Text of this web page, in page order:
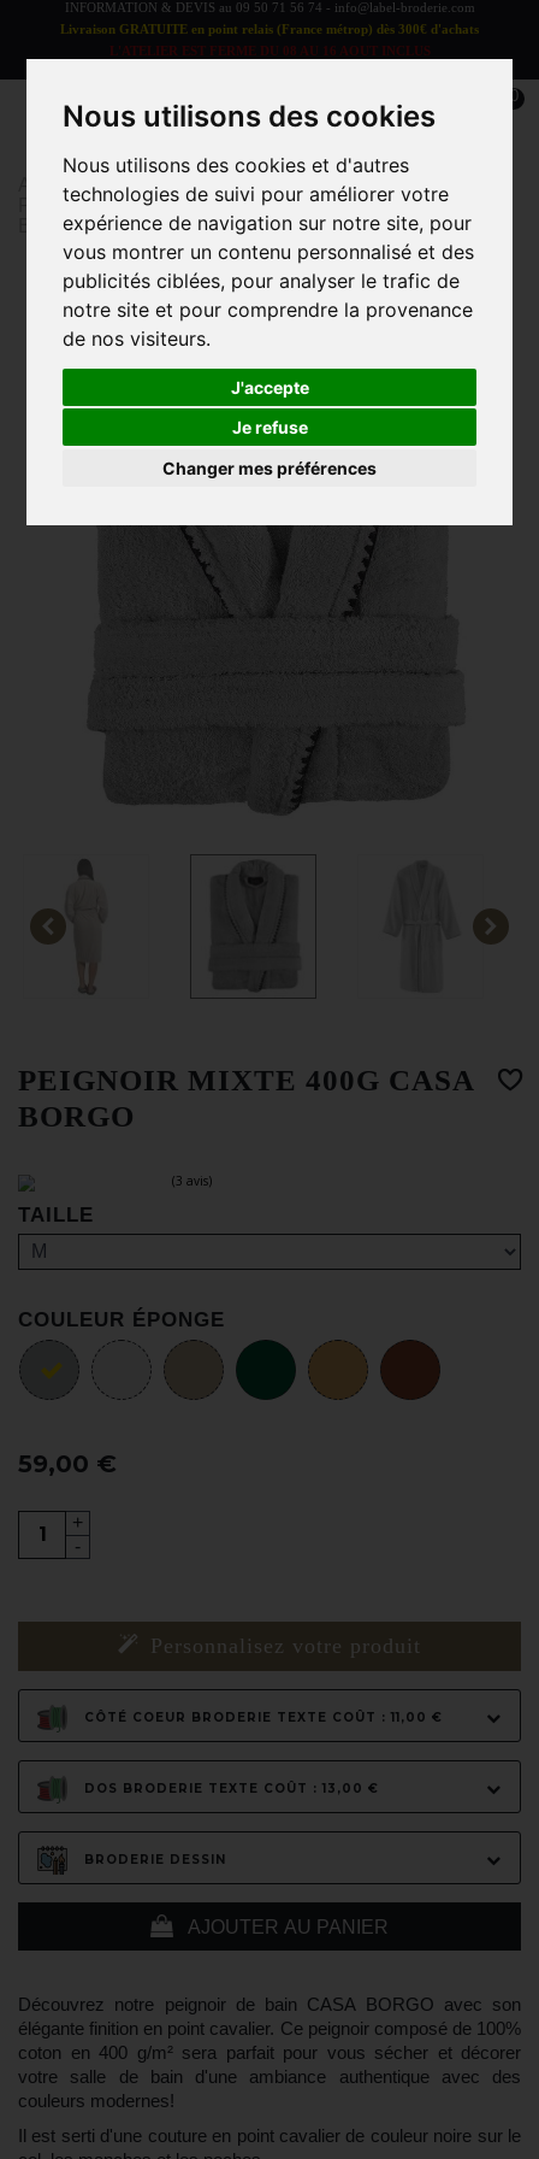
Nous utilisons des cookies
Nous utilisons des cookies et d'autres
technologies de suivi pour améliorer votre
expérience de navigation sur notre site, pour
vous montrer un contenu personnalisé et des
publicités ciblées, pour analyser le trafic de
notre site et pour comprendre la provenance
de nos visiteurs.
J'accepte
Je refuse
Changer mes préférences
INFORMATION & DEVIS au 09 50 71 56 74 - info@label-broderie.com
Livraison GRATUITE en point relais (France métrop) dès 300€ d'achats
L'ATELIER EST FERME DU 08 AU 16 AOUT INCLUS
0
Accueil > Linge de bain > LINGE DE BAIN ADULTE
Peignoir personnalisable > Peignoir mixte 400g Casa
Borgo
PEIGNOIR MIXTE 400G CASA
BORGO
(3 avis)
Découvrez notre peignoirde bain CASA BORGO avec son
élégante finition en point cavalier. Ce peignoir composé de 100%
coton en 400 g/m² sera parfait pour vous sécher et décorer
votre salle de bain d'une ambiance authentique avec des
couleurs modernes!
Il est serti d'une couture en point cavalier de couleur noire sur le
Personnalisez votre produit
CÔTÉ COEUR BRODERIE TEXTE COÛT : 11,00 €
DOS BRODERIE TEXTE COÛT : 13,00 €
BRODERIE DESSIN
AJOUTER AU PANIER
59,00 €
TAILLE
COULEUR ÉPONGE
-
+